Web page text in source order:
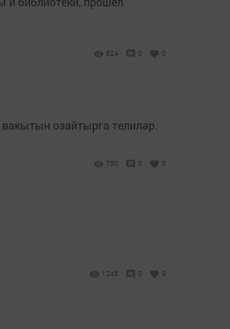
824 0 0
озайтырга телиләр.
750 0 0
1245 0 9